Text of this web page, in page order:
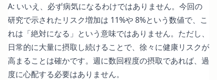
A: いいえ、必ず病気になるわけではありません。今回の
研究で示されたリスク増加は 11%や 8%という数値で、こ
れは「絶対になる」という意味ではありません。ただし、
日常的に大量に摂取し続けることで、徐々に健康リスクが
高まることは確かです。週に数回程度の摂取であれば、過
度に心配する必要はありません。